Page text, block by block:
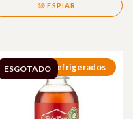
ESPIAR
Refrigerados
ESGOTADO